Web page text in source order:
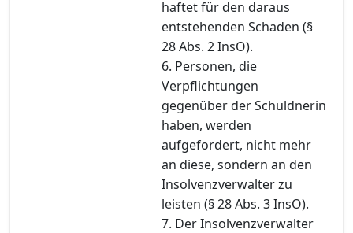
haftet für den daraus
entstehenden Schaden (§
28 Abs. 2 InsO).
6. Personen, die
Verpflichtungen
gegenüber der Schuldnerin
haben, werden
aufgefordert, nicht mehr
an diese, sondern an den
Insolvenzverwalter zu
leisten (§ 28 Abs. 3 InsO).
7. Der Insolvenzverwalter